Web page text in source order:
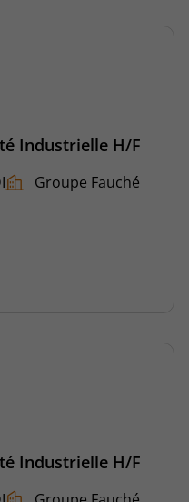
Industrielle H/F
Groupe Fauché
Industrielle H/F